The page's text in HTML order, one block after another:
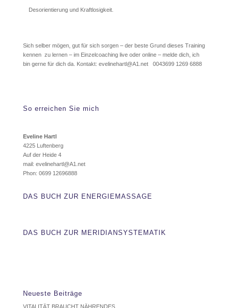
Desorientierung und Kraftlosigkeit.
Sich selber mögen, gut für sich sorgen – der beste Grund dieses Training
kennen zu lernen – im Einzelcoaching live oder online – melde dich, ich
bin gerne für dich da. Kontakt: evelinehartl@A1.net 0043699 1269 6888
So erreichen Sie mich
Eveline Hartl
4225 Luftenberg
Auf der Heide 4
mail: evelinehartl@A1.net
Phon: 0699 12696888
DAS BUCH ZUR ENERGIEMASSAGE
DAS BUCH ZUR MERIDIANSYSTEMATIK
Neueste Beiträge
VITALITÄT BRAUCHT NÄHRENDES